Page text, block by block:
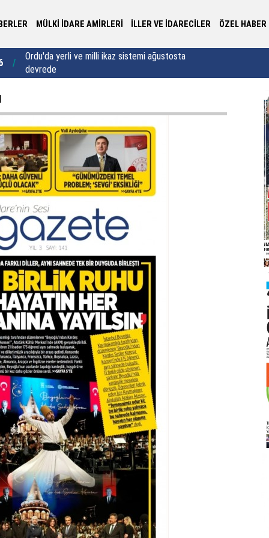
MÜLKİ İDARE AMİRLERİ İLLER VE İDARECİLER ÖZEL HABER
Rize’de 50 öğrenci kapasiteli yatılı kız Kur’an Kursu
için imzalar atıldı